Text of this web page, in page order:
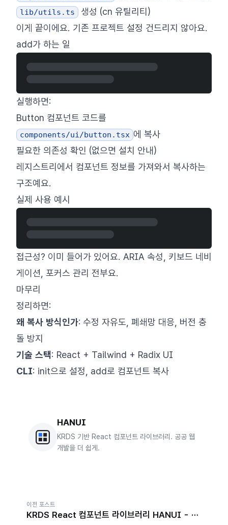
lib/utils.ts
생성 (cn 유틸리티)
이게 끝이에요. 기존 프로젝트 설정 건드리지 않아요.
add가 하는 일
실행하면:
Button 컴포넌트 코드를
components/ui/button.tsx 에 복사
필요한 의존성 확인 (없으면 설치 안내)
레지스트리에서 컴포넌트 정보를 가져와서 복사하는
구조예요.
실제 사용 예시
접근성? 이미 들어가 있어요. ARIA 속성, 키보드 네비
게이션, 포커스 관리 전부요.
마무리
정리하면:
왜 복사 방식인가: 수정 자유도, 폐쇄망 대응, 버전 충
돌 방지
기술 스택: React + Tailwind + Radix UI
CLI: init으로 설정, add로 컴포넌트 복사
HANUI
KRDS 기반 React 컴포넌트 라이브러리. 공공 웹
개발을 더 쉽게.
이전 포스트
KRDS React 컴포넌트 라이브러리 HANUI - 그